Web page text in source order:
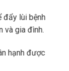
đẩy lùi bệnh
và gia đình.
hạnh được